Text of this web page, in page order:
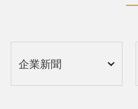
企業新聞